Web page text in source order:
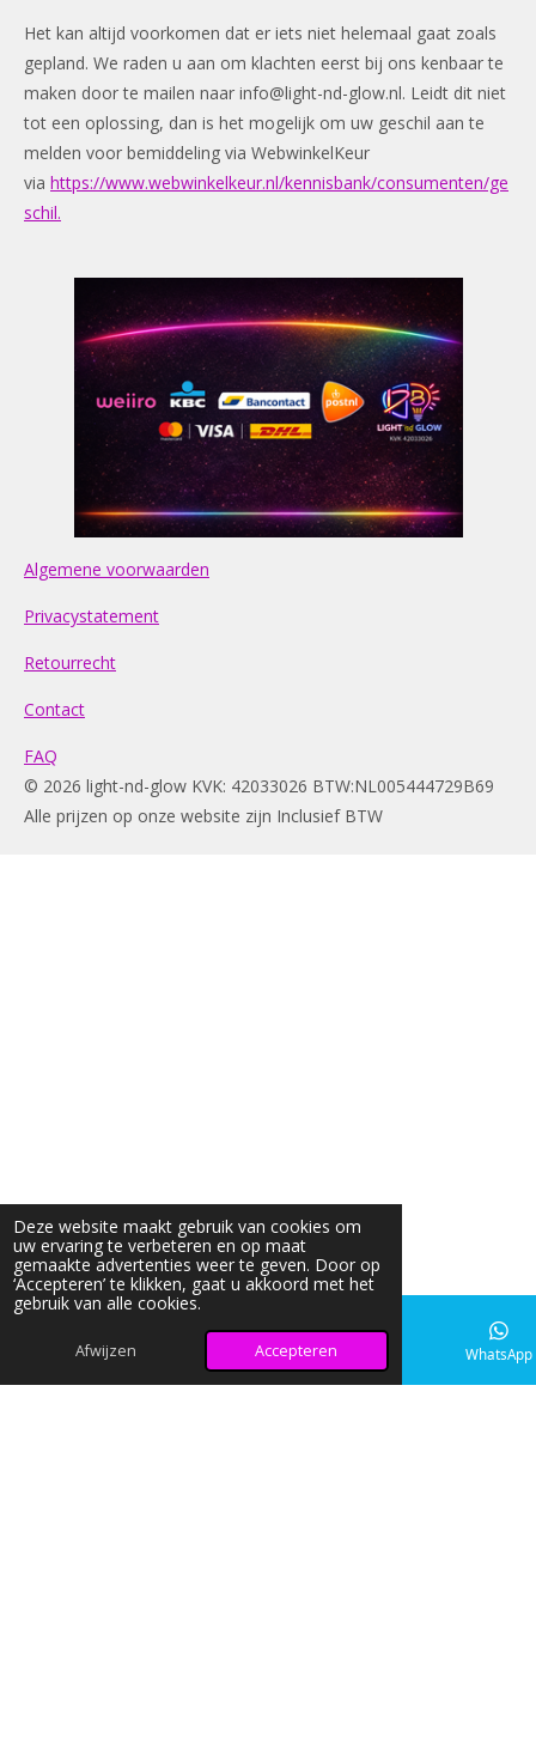
Deze website maakt gebruik van cookies om
uw ervaring te verbeteren en op maat
gemaakte advertenties weer te geven. Door op
‘Accepteren’ te klikken, gaat u akkoord met het
gebruik van alle cookies.
Afwijzen Accepteren
Het kan altijd voorkomen dat er iets niet helemaal gaat zoals
gepland. We raden u aan om klachten eerst bij ons kenbaar te
maken door te mailen naar info@light-nd-glow.nl. Leidt dit niet
tot een oplossing, dan is het mogelijk om uw geschil aan te
melden voor bemiddeling via WebwinkelKeur
via https://www.webwinkelkeur.nl/kennisbank/consumenten/ge
schil.
Algemene voorwaarden
Privacystatement
Retourrecht
Contact
FAQ
© 2026 light-nd-glow KVK: 42033026 BTW:NL005444729B69
Alle prijzen op onze website zijn Inclusief BTW
E-mailadres Instagram WhatsApp